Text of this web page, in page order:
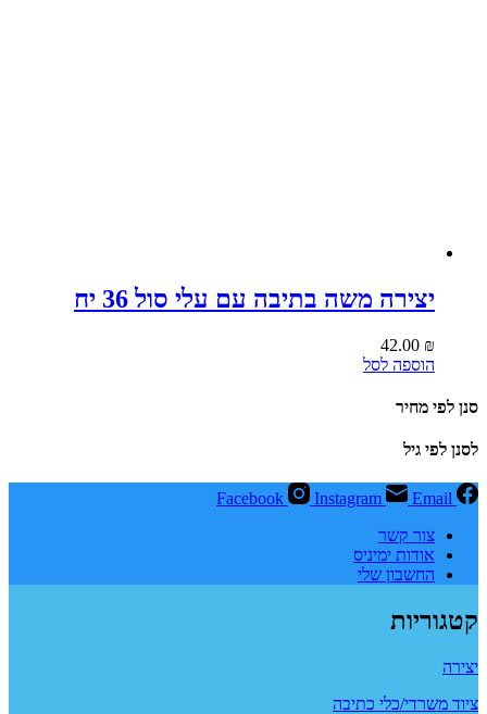
יצירה משה בתיבה עם עלי סול 36 יח
42.00 ₪
הוספה לסל
סנן לפי מחיר
לסנן לפי גיל
Facebook Instagram
Email
צור קשר
אודות ימיניס
החשבון שלי
קטגוריות
יצירה
ציוד משרדי/כלי כתיבה